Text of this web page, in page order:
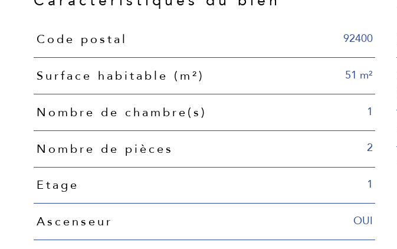
Caractéristiques Valeurs
Code postal 92400
Surface habitable (m²) 51 m²
Nombre de chambre(s) 1
Nombre de pièces 2
Etage 1
Ascenseur OUI